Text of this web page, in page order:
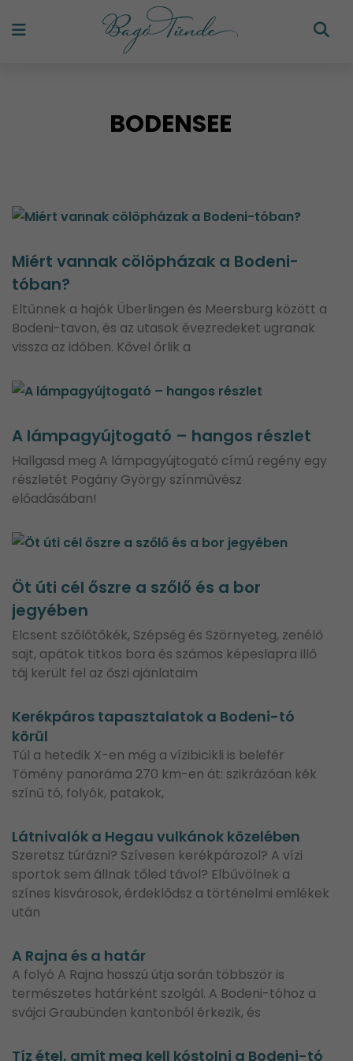
BODENSEE
Miért vannak cölöpházak a Bodeni-
tóban?
Eltűnnek a hajók Überlingen és Meersburg között a
Bodeni-tavon, és az utasok évezredeket ugranak
vissza az időben. Kővel őrlik a
A lámpagyújtogató – hangos részlet
Hallgasd meg A lámpagyújtogató című regény egy
részletét Pogány György színművész
előadásában!
Öt úti cél őszre a szőlő és a bor
jegyében
Elcsent szőlőtőkék, Szépség és Szörnyeteg, zenélő
sajt, apátok titkos bora és számos képeslapra illő
táj került fel az őszi ajánlataim
Kerékpáros tapasztalatok a Bodeni-tó
körül
Túl a hetedik X-en még a vízibicikli is belefér
Tömény panoráma 270 km-en át: szikrázóan kék
színű tó, folyók, patakok,
Látnivalók a Hegau vulkánok közelében
Szeretsz túrázni? Szívesen kerékpározol? A vízi
sportok sem állnak tőled távol? Elbűvölnek a
színes kisvárosok, érdeklődsz a történelmi emlékek
után
A Rajna és a határ
A folyó A Rajna hosszú útja során többször is
természetes határként szolgál. A Bodeni-tóhoz a
svájci Graubünden kantonból érkezik, és
Tíz étel, amit meg kell kóstolni a Bodeni-tó